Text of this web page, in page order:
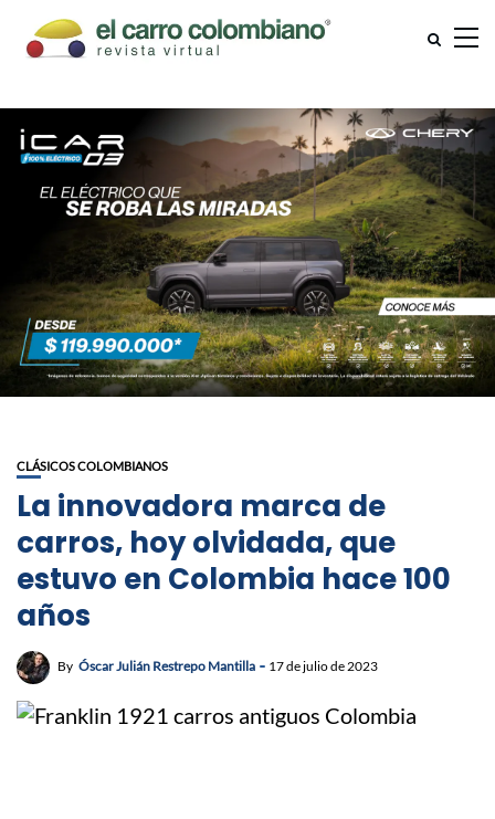
CLÁSICOS COLOMBIANOS
La innovadora marca de
carros, hoy olvidada, que
estuvo en Colombia hace 100
años
By Óscar Julián Restrepo Mantilla 17 de julio de 2023